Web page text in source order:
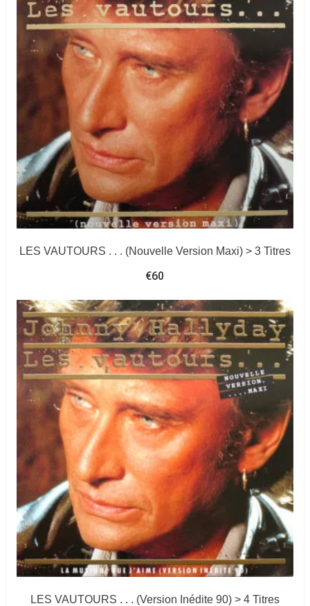
LES VAUTOURS . . . (Nouvelle Version Maxi) > 3 Titres
€60
LES VAUTOURS . . . (Version Inédite 90) > 4 Titres